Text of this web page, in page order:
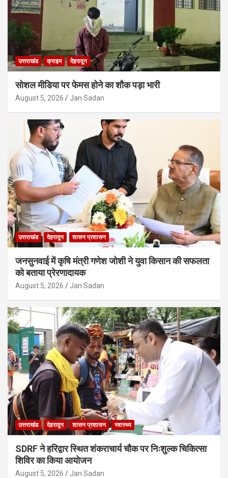
उत्तराखंड क्राइम देहरादून
सोशल मीडिया पर फेमस होने का शौक पड़ा भारी
August 5, 2026 Jan Sadan
उत्तराखंड देहरादून शासन प्रशासन
जनसुनवाई में कृषि मंत्री गणेश जोशी ने युवा किसान की सफलता
को बताया प्रेरणादायक
August 5, 2026 Jan Sadan
उत्तराखंड देहरादून शासन प्रशासन स्वास्थ्य
SDRF ने हरिद्वार स्थित शंकराचार्य चौक पर निःशुल्क चिकित्सा
शिविर का किया आयोजन
August 5, 2026 Jan Sadan